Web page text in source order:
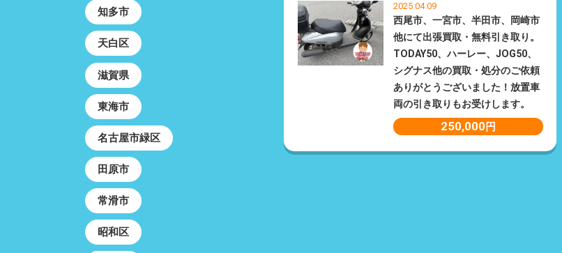
2025.04.09
西尾市、一宮市、半田市、岡崎市
他にて出張買取・無料引き取り。
TODAY50、ハーレー、JOG50、
シグナス他の買取・処分のご依頼
ありがとうございました！放置車
両の引き取りもお受けします。
250,000 円
知多市
天白区
滋賀県
東海市
名古屋市緑区
田原市
常滑市
昭和区